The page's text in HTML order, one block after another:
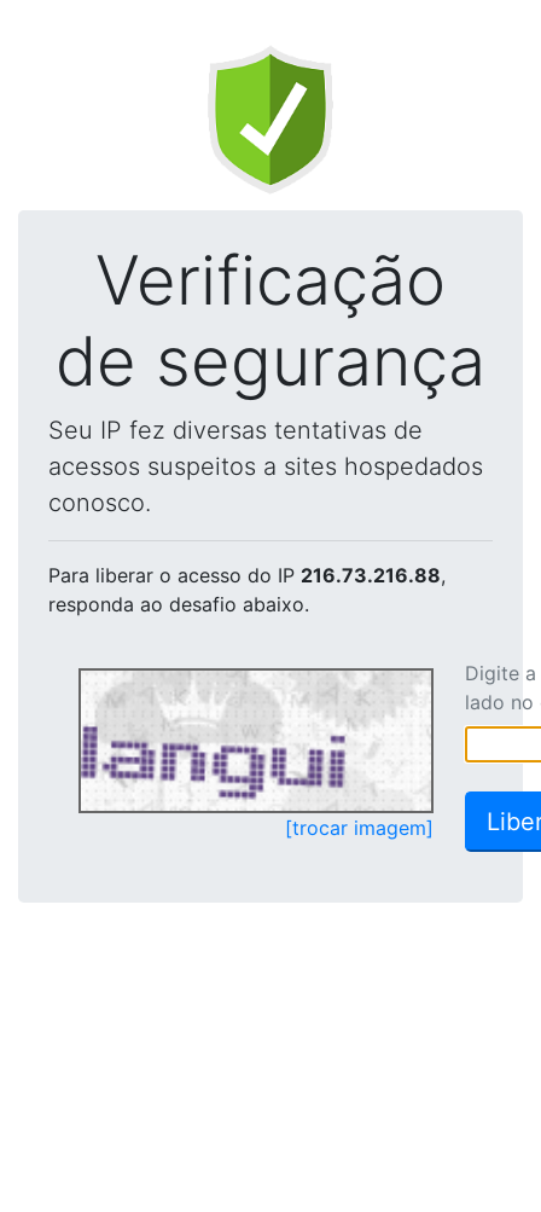
Verificação
de segurança
Seu IP fez diversas tentativas de
acessos suspeitos a sites hospedados
conosco.
Para liberar o acesso do IP 216.73.216.88,
responda ao desafio abaixo.
[trocar imagem]
Digite
lado no